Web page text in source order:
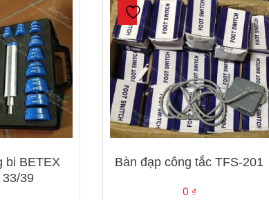
bi BETEX
33/39
Bàn đạp công tắc TFS-201
0 ₫